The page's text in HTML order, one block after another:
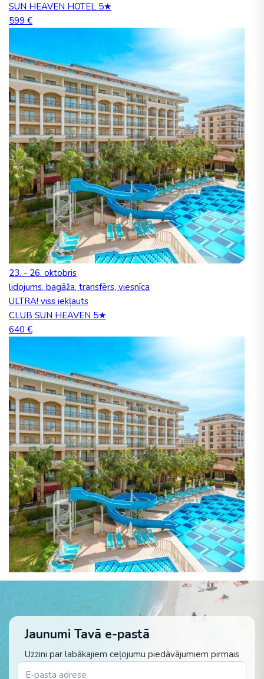
SUN HEAVEN HOTEL 5★
599 €
23. - 26. oktobris
lidojums, bagāža, transfērs, viesnīca
ULTRA! viss iekļauts
CLUB SUN HEAVEN 5★
640 €
Jaunumi Tavā e-pastā
Uzzini par labākajiem ceļojumu piedāvājumiem pirmais